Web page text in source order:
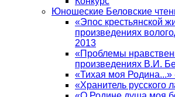
Юношеские Беловские
«Эпос крестьянской
произведениях
2013
«Проблемы
произведениях В.И.
«Тихая моя Родина...»
«Хранитель русского